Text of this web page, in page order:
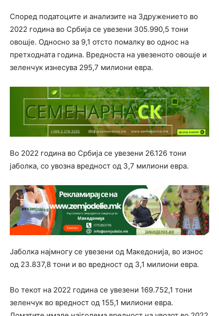
Според податоците и анализите на Здружението во
2022 година во Србија се увезени 305.990,5 тони
овошје. Односно за 9,1 отсто помалку во однос на
претходната година. Вредноста на увезеното овошје и
зеленчук изнесува 295,7 милиони евра.
Во 2022 година во Србија се увезени 26.126 тони
јаболка, со увозна вредност од 3,7 милиони евра.
Јаболка најмногу се увезени од Македонија, во износ
од 23.837,8 тони и во вредност од 3,1 милиони евра.
Во текот на 2022 година се увезени 169.752,1 тони
зеленчук во вредност од 155,1 милиони евра.